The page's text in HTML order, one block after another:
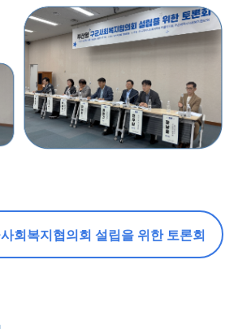
회복지협의회 설립을 위한 토론회